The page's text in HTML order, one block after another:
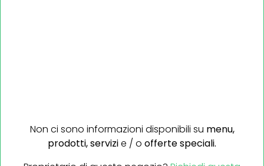
Non ci sono informazioni disponibili su menu,
prodotti,servizie / o offerte speciali.